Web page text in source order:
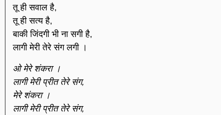
तू ही सवाल है,
तू ही सत्य है,
बाकी जिंदगी भी ना सगी है,
लागी मेरी तेरे संग लगी ।
ओ मेरे शंकरा ।
लागी मेरी प्रीत तेरे संग,
मेरे शंकरा ।
लागी मेरी प्रीत तेरे संग,